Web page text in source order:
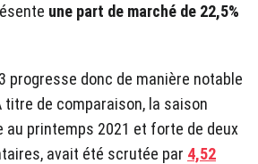
une part de marché de 22,5%
progresse donc de manière notable
titre de comparaison, la saison
printemps 2021 et forte de deux
avait été scrutée par 4,52